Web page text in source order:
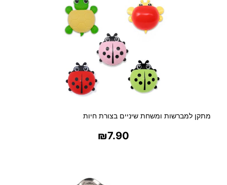
מתקן למברשות ומשחת שיניים בצורת חיות
₪7.90